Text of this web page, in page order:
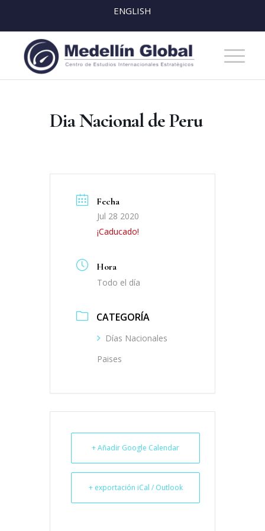
ENGLISH
Dia Nacional de Peru
Fecha
Jul 28 2020
¡Caducado!
Hora
Todo el día
CATEGORÍA
Días Nacionales
Paises
+ Añadir Google Calendar
+ exportación iCal / Outlook